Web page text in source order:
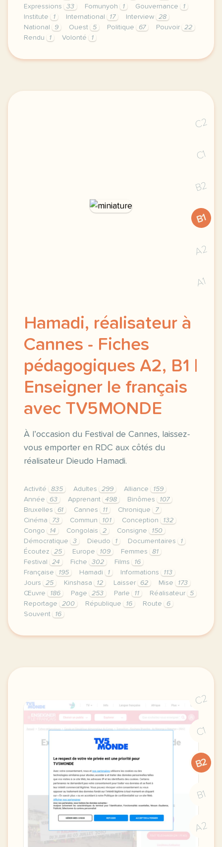
Expressions
33 Fomunyoh 1 Gouvernance
1
Institute
1 International 17 Interview
28
National
9 Ouest 5 Politique 67 Pouvoir
22
Rendu
1 Volonté 1
le respect de votre vie privee est une priorite
C2
C1
B2
B1
A2
A1
Hamadi, réalisateur à
Cannes - Fiches
pédagogiques A2, B1 |
Enseigner le français
avec TV5MONDE
À l’occasion du Festival de Cannes, laissez-
vous emporter en RDC aux côtés du
réalisateur Dieudo Hamadi.
Activité 835 Adultes 299 Alliance
159
Année
63 Apprenant 498 Binômes
107
Bruxelles
61 Cannes 11 Chronique
7
Cinéma
73 Commun 101 Conception
132
Congo
14 Congolais 2 Consigne
150
Démocratique
3 Dieudo 1 Documentaires
1
Écoutez
25 Europe 109 Femmes
81
Festival
24 Fiche 302 Films
16
Française
195 Hamadi 1 Informations
113
Jours
25 Kinshasa 12 Laisser 62 Mise
173
Œuvre
186 Page 253 Parle 11 Réalisateur
5
Reportage
200 République 16 Route
6
Souvent
16
le respect de votre vie privee est une priorite
C2
C1
B2
B1
A2